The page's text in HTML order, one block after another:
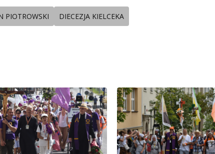
PIOTROWSKI DIECEZJA KIELCEKA